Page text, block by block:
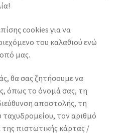
cookies για να
του καλαθιού ενώ
μας.
θα σας ζητήσουμε να
όπως το όνομά σας, τη
αποστολής, τη
ταχυδρομείου, τον αριθμό
πιστωτικής κάρτας /